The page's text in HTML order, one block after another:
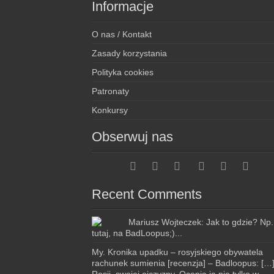
Informacje
O nas / Kontakt
Zasady korzystania
Polityka cookies
Patronaty
Konkursy
Obserwuj nas
Recent Comments
Mariusz Wojteczek: Jak to gdzie? Np.
tutaj, na BadLoopus;)...
My. Kronika upadku – rosyjskiego obywatela
rachunek sumienia [recenzja] – Badloopus: […]